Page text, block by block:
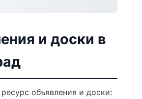
и доски в
объявления и доски: